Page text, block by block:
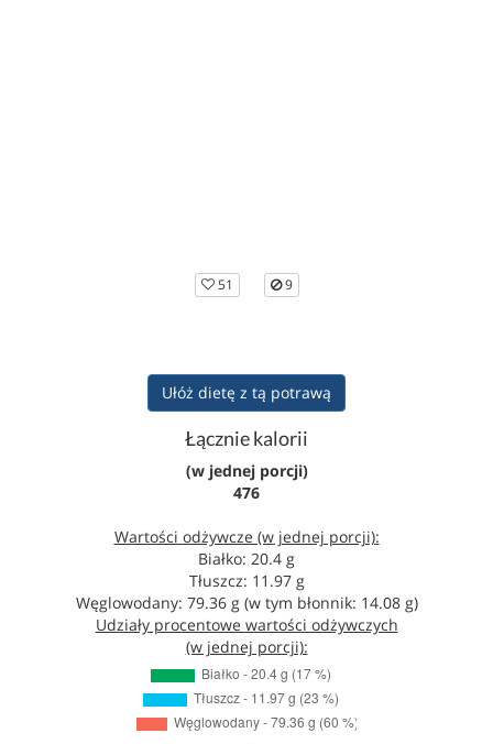
51 9
Ułóż dietę z tą potrawą
Łącznie kalorii
(w jednej porcji)
476
Wartości odżywcze (w jednej porcji):
Białko: 20.4 g
Tłuszcz: 11.97 g
Węglowodany: 79.36 g (w tym błonnik: 14.08 g)
Udziały procentowe wartości odżywczych
(w jednej porcji):